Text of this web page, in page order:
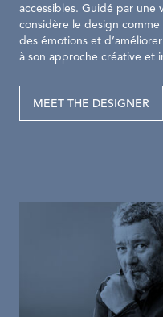
accessibles. Guidé par une
considère le design
des émotions et
à son approche créative et
MEET THE DESIGNER